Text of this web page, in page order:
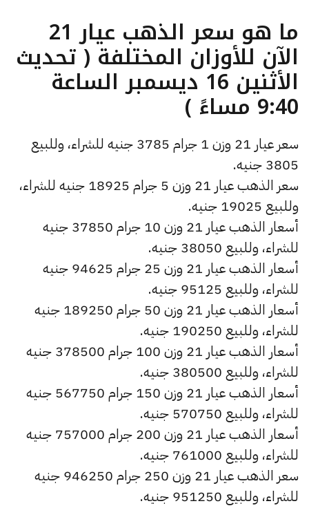
ما هو سعر الذهب عيار 21
الآن للأوزان المختلفة ( تحديث
الأثنين 16 ديسمبر الساعة
9:40 مساءً )
سعر عيار 21 وزن 1 جرام 3785 جنيه للشراء، وللبيع
3805 جنيه.
سعر الذهب عيار 21 وزن 5 جرام 18925 جنيه للشراء،
وللبيع 19025 جنيه.
أسعار الذهب عيار 21 وزن 10 جرام 37850 جنيه
للشراء، وللبيع 38050 جنيه.
أسعار الذهب عيار 21 وزن 25 جرام 94625 جنيه
للشراء، وللبيع 95125 جنيه.
أسعار الذهب عيار 21 وزن 50 جرام 189250 جنيه
للشراء، وللبيع 190250 جنيه.
أسعار الذهب عيار 21 وزن 100 جرام 378500 جنيه
للشراء، وللبيع 380500 جنيه.
أسعار الذهب عيار 21 وزن 150 جرام 567750 جنيه
للشراء، وللبيع 570750 جنيه.
أسعار الذهب عيار 21 وزن 200 جرام 757000 جنيه
للشراء، وللبيع 761000 جنيه.
سعر الذهب عيار 21 وزن 250 جرام 946250 جنيه
للشراء، وللبيع 951250 جنيه.